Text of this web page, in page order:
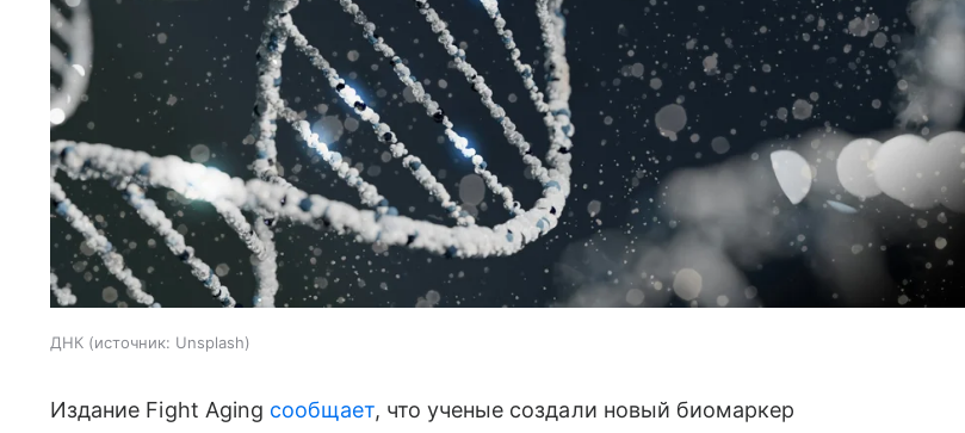
ДНК источник: Unsplash
Издание Fight Aging сообщает, что ученые создали новый биомаркер